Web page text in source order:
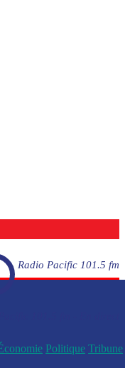
Radio Pacific 101.5 fm
Politique Tribune